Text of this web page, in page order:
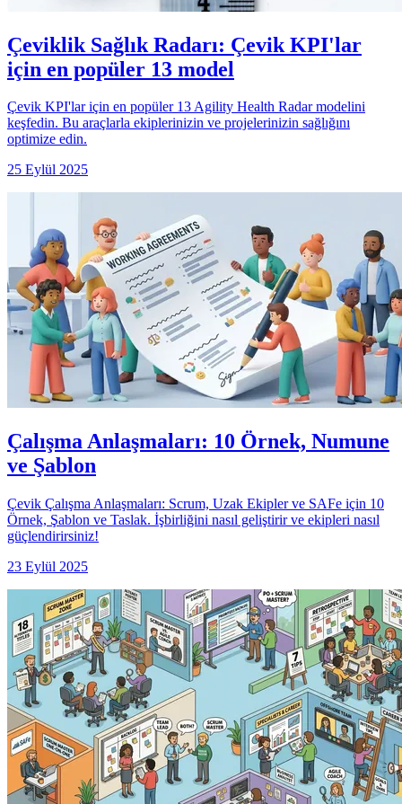
Çeviklik Sağlık Radarı: Çevik KPI'lar
için en popüler 13 model
Çevik KPI'lar için en popüler 13 Agility Health Radar modelini
keşfedin. Bu araçlarla ekiplerinizin ve projelerinizin sağlığını
optimize edin.
25 Eylül 2025
Çalışma Anlaşmaları: 10 Örnek, Numune
ve Şablon
Çevik Çalışma Anlaşmaları: Scrum, Uzak Ekipler ve SAFe için 10
Örnek, Şablon ve Taslak. İşbirliğini nasıl geliştirir ve ekipleri nasıl
güçlendirirsiniz!
23 Eylül 2025